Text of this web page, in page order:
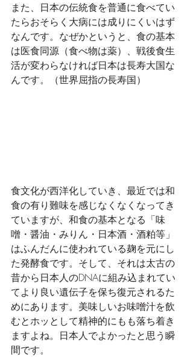
また、日本の伝統食を普通に食べてい
たらおそらく大病には成りにくいはず
なんです。なぜかというと、食の基本
は医食同源（食べ物は薬）、戦後食生
活が変わらなければ日本は長寿大国な
んです。（世界屈指の長寿国）
食文化が西洋化していき、最近では和
食の有り難味を感じなくなくなってき
ていますが、和食の基本となる「味
噌・醤油・みりん・日本酒・酒粕等」
はふんだんに使われている麹を元にし
た発酵食です。そして、それは太古の
昔から日本人のDNAに組み込まれてい
てより良い遺伝子を保ち復元されるた
めにあります。美味しいお味噌汁を飲
むとホッとして精神的にもも落ち着き
ますよね。日本人でよかったと思う瞬
間です。